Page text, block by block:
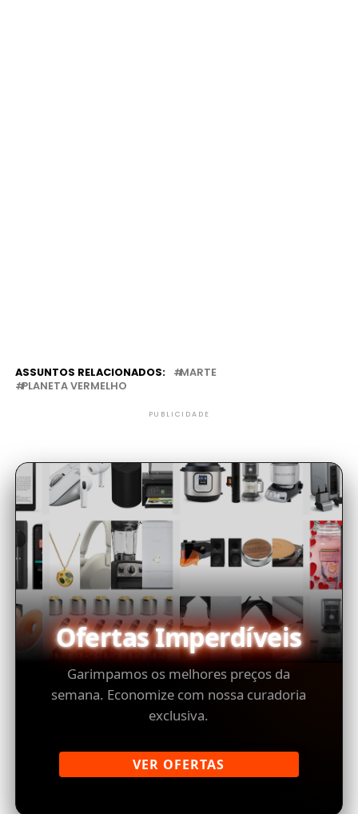
ASSUNTOS RELACIONADOS:
MARTE
PLANETA VERMELHO
PUBLICIDADE
Ofertas Imperdíveis
Garimpamos os melhores preços da
semana. Economize com nossa curadoria
exclusiva.
VER OFERTAS